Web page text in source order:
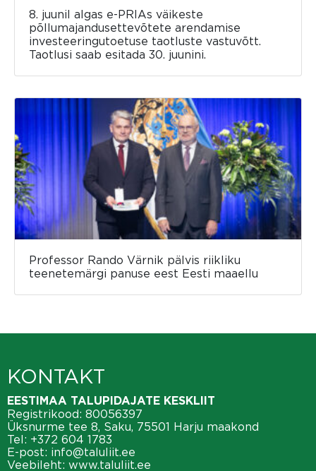
8. juunil algas e-PRIAs väikeste
põllumajandusettevõtete arendamise
investeeringutoetuse taotluste vastuvõtt.
Taotlusi saab esitada 30. juunini.
Professor Rando Värnik pälvis riikliku
teenetemärgi panuse eest Eesti maaellu
KONTAKT
EESTIMAA TALUPIDAJATE KESKLIIT
Registrikood: 80056397
Üksnurme tee 8, Saku, 75501 Harju maakond
Tel: +372 604 1783
E-post: info@taluliit.ee
Veebileht: www.taluliit.ee